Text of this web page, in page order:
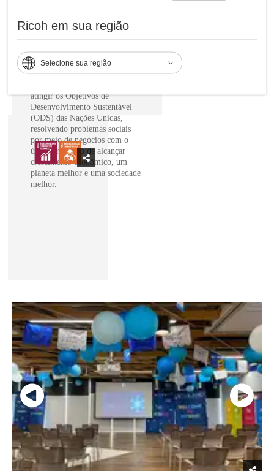
Ricoh em sua região
Selecione sua região
sustentável das nações
unidas para lograr um
melhor futuro:
Globalmente, a Ricoh é uma
atingir os Objetivos de
Desenvolvimento Sustentável
(ODS) das Nações Unidas,
resolvendo problemas sociais
por meio de negócios com o
único propósito de alcançar
crescimento econômico, um
planeta melhor e uma sociedade
melhor.